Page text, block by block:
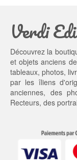
Verdi
Découvrez la
et objets anciens
tableaux, photos,
par les îliens
anciennes, des
Recteurs, des